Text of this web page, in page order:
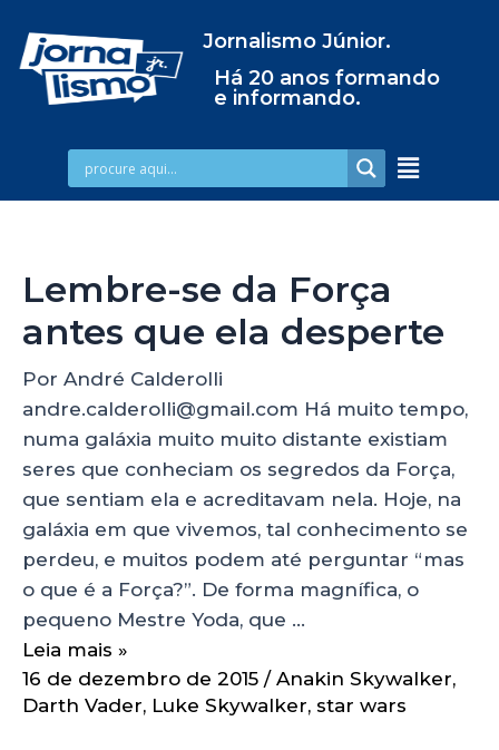
Jornalismo Júnior.
Há 20 anos formando
e informando.
Lembre-se da Força
antes que ela desperte
Por André Calderolli
andre.calderolli@gmail.com Há muito tempo,
numa galáxia muito muito distante existiam
seres que conheciam os segredos da Força,
que sentiam ela e acreditavam nela. Hoje, na
galáxia em que vivemos, tal conhecimento se
perdeu, e muitos podem até perguntar “mas
o que é a Força?”. De forma magnífica, o
pequeno Mestre Yoda, que …
Leia mais »
16 de dezembro de 2015 / Anakin Skywalker,
Darth Vader, Luke Skywalker, star wars